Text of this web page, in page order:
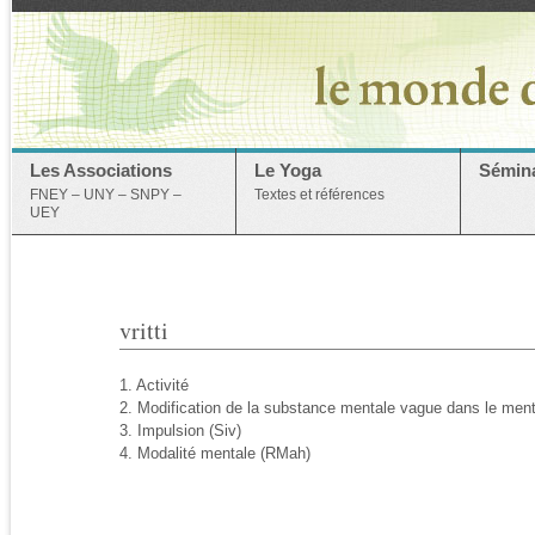
Les Associations
FNEY – UNY – SNPY –
UEY
Le Yoga
Textes et références
vritti
1. Activité
2. Modification de la substance mentale vague dans le
3. Impulsion (Siv)
4. Modalité mentale (RMah)